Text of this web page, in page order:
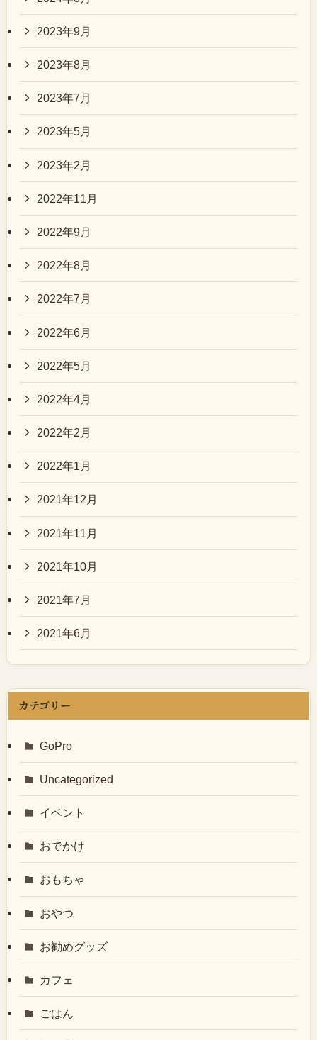
2023年9月
2023年8月
2023年7月
2023年5月
2023年2月
2022年11月
2022年9月
2022年8月
2022年7月
2022年6月
2022年5月
2022年4月
2022年2月
2022年1月
2021年12月
2021年11月
2021年10月
2021年7月
2021年6月
カテゴリー
GoPro
Uncategorized
イベント
おでかけ
おもちゃ
おやつ
お勧めグッズ
カフェ
ごはん